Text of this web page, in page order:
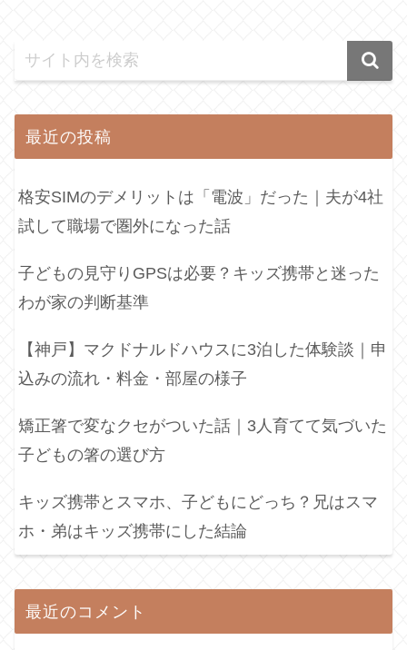
最近の投稿
格安SIMのデメリットは「電波」だった｜夫が4社
試して職場で圏外になった話
子どもの見守りGPSは必要？キッズ携帯と迷った
わが家の判断基準
【神戸】マクドナルドハウスに3泊した体験談｜申
込みの流れ・料金・部屋の様子
矯正箸で変なクセがついた話｜3人育てて気づいた
子どもの箸の選び方
キッズ携帯とスマホ、子どもにどっち？兄はスマ
ホ・弟はキッズ携帯にした結論
最近のコメント